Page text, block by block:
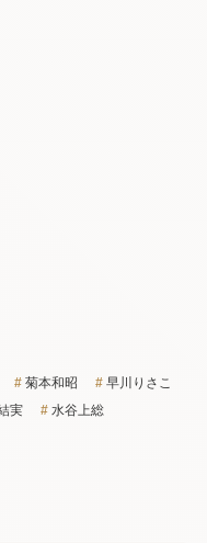
菊本和昭
早川りさこ
実
水谷上総